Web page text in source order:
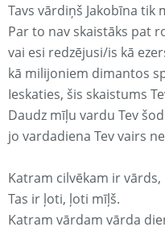
Tavs vārdiņš Jakobīna tik
Par to nav skaistāks pat
vai esi redzējusi/is kā
kā milijoniem dimantos
Ieskaties, šis skaistums
Daudz mīļu vardu Tev
jo vardadiena Tev vairs
Katram cilvēkam ir vārds,
Tas ir ļoti, ļoti mīļš.
Katram vārdam vārda